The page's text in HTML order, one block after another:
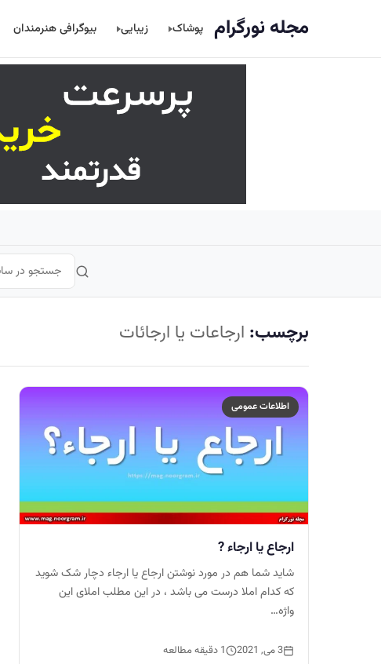
مجله نورگرام پوشاک زیبایی بیوگرافی هنرمندان
برچسب: ارجاعات یا ارجائات
اطلاعات عمومی
ارجاع یا ارجاء ?
شاید شما هم در مورد نوشتن ارجاع یا ارجاء دچار شک شوید
که کدام املا درست می باشد ، در این مطلب املای این
واژه…
3 می, 2021 1 دقیقه مطالعه